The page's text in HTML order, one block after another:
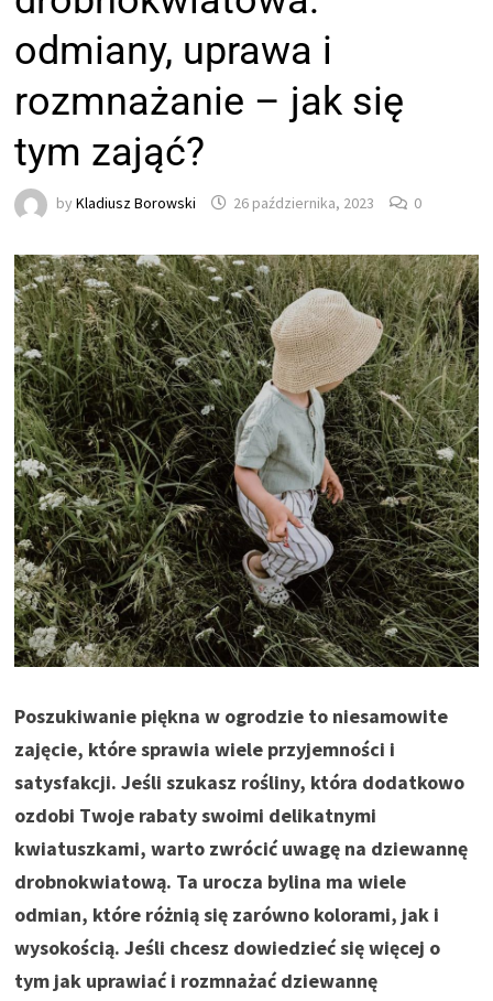
odmiany, uprawa i
rozmnażanie – jak się
tym zająć?
byKladiusz Borowski 26 października, 2023 0
Poszukiwanie piękna w ogrodzie to niesamowite
zajęcie, które sprawia wiele przyjemności i
satysfakcji. Jeśli szukasz rośliny, która dodatkowo
ozdobi Twoje rabaty swoimi delikatnymi
kwiatuszkami, warto zwrócić uwagę na dziewannę
drobnokwiatową. Ta urocza bylina ma wiele
odmian, które różnią się zarówno kolorami, jak i
wysokością. Jeśli chcesz dowiedzieć się więcej o
tym jak uprawiać i rozmnażać dziewannę